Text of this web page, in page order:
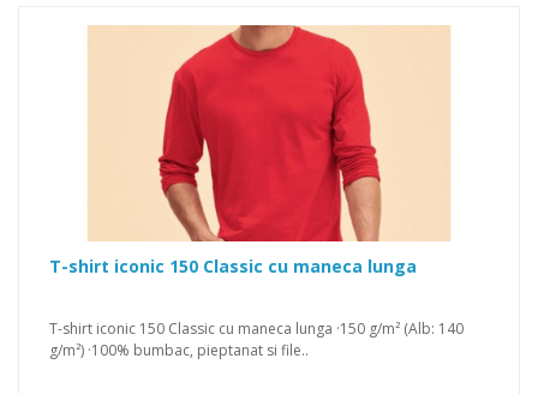
T-shirt iconic 150 Classic cu maneca lunga
T-shirt iconic 150 Classic cu maneca lunga ·150 g/m² (Alb: 140
g/m²) ·100% bumbac, pieptanat si file..